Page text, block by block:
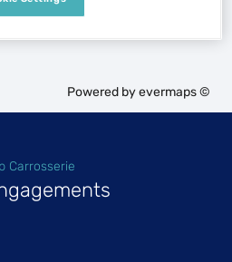
Powered byevermaps ©
Carrosserie